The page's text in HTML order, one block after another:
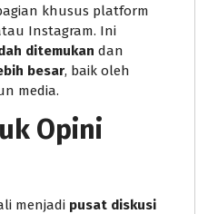
khusus platform
Instagram. Ini
ditemukan dan
besar, baik oleh
media.
Opini
menjadi pusat diskusi